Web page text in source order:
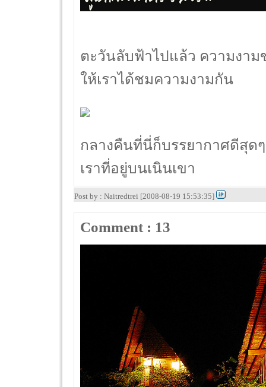
ตะวันลับฟ้าไปแล้ว ความงา
ให้เราได้ชมความงามกัน
กลางคืนที่นี่ก็บรรยากาศดีสุด
เราที่อยู่บนเนินเขา
Post by : Naitredtrei [2008-08-19 15:53:35]
Comment : 13